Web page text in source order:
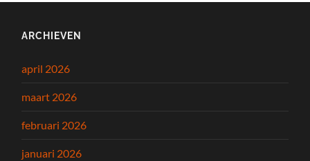
ARCHIEVEN
april 2026
maart 2026
februari 2026
januari 2026